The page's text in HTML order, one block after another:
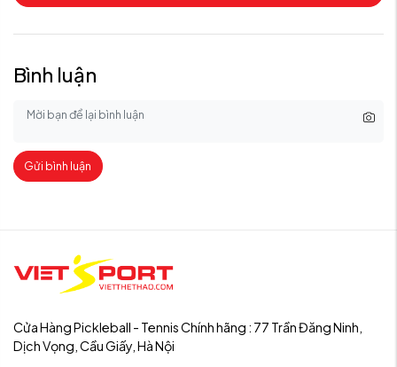
Bình luận
Gửi bình luận
Cửa Hàng Pickleball - Tennis Chính hãng : 77 Trần Đăng Ninh,
Dịch Vọng, Cầu Giấy, Hà Nội